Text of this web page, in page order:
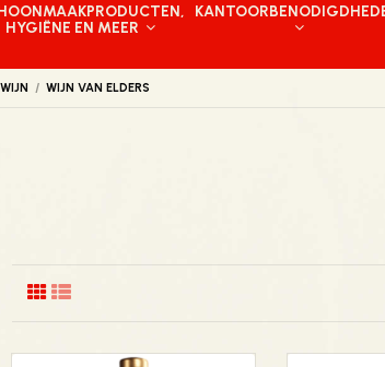
HYGIËNE EN MEER
WIJN WIJN VAN ELDERS